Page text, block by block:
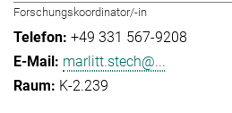
Forschungskoordinator/-in
+49 331 567-9208
marlitt.stech@...
K-2.239